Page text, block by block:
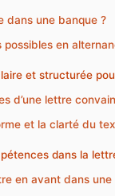
dans une banque ?
en
et structurée
d’une lettre
et la clarté du
dans la
en avant dans